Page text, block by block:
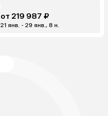
от 219 987 ₽
21 янв. - 29 янв., 8 н.